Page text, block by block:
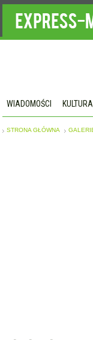
WIADOMOŚCI
STRONA GŁÓWNA